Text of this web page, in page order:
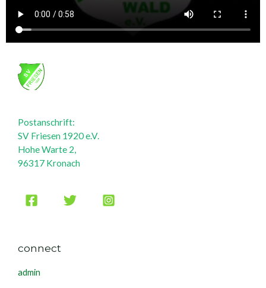
Postanschrift:
SV Friesen 1920 e.V.
Hohe Warte 2,
96317 Kronach
connect
admin